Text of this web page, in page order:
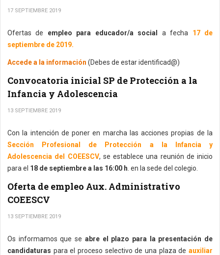
17 SEPTIEMBRE 2019
Ofertas de empleo para educador/a social a fecha 17 de
septiembre de 2019.
Accede a la información (Debes de estar identificad@)
Convocatoria inicial SP de Protección a la
Infancia y Adolescencia
13 SEPTIEMBRE 2019
Con la intención de poner en marcha las acciones propias de la
Sección Profesional de Protección a la Infancia y
Adolescencia del COEESCV, se establece una reunión de inicio
para el 18 de septiembre a las 16:00 h . en la sede del colegio.
Oferta de empleo Aux. Administrativo
COEESCV
13 SEPTIEMBRE 2019
Os informamos que se abre el plazo para la presentación de
candidaturas para el proceso selectivo de una plaza de auxiliar